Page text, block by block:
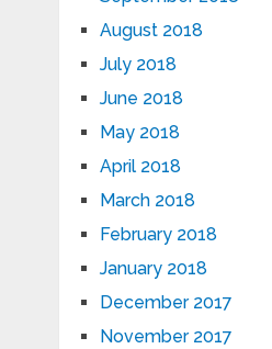
August 2018
July 2018
June 2018
May 2018
April 2018
March 2018
February 2018
January 2018
December 2017
November 2017